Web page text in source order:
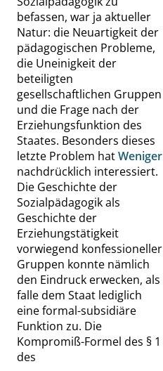
befassen, war ja aktueller
Natur: die Neuartigkeit der
pädagogischen Probleme,
die Uneinigkeit der
beteiligten
gesellschaftlichen Gruppen
und die Frage nach der
Erziehungsfunktion des
Staates. Besonders dieses
letzte Problem hatWeniger
nachdrücklich interessiert.
Die Geschichte der
Sozialpädagogik als
Geschichte der
Erziehungstätigkeit
vorwiegend konfessioneller
Gruppen konnte nämlich
den Eindruck erwecken, als
falle dem Staat lediglich
eine formal-subsidiäre
Funktion zu. Die
Kompromiß-Formel des § 1
des